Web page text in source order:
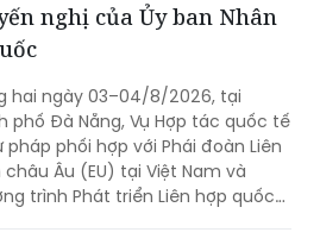
nghị của Ủy ban Nhân
hai ngày 03–04/8/2026, tại
phố Đà Nẵng, Vụ Hợp tác quốc tế
pháp phối hợp với Phái đoàn Liên
Âu (EU) tại Việt Nam và
trình Phát triển Liên hợp quốc